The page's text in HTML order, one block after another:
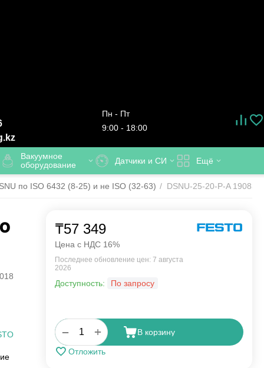
Пн - Пт
9:00 - 18:00
Вакуумное
оборудование
Датчики и СИ Ещё
по ISO 6432 (8-25) и не ISO (32-63) / DSNU-25-20-P-A
₸57 349
Цена с НДС 16%
Последнее обновление цен: 7 августа
2026
Доступность: По запросу
+
− В корзину
Отложить